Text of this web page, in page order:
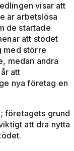
visar att
är arbetslösa
de startade
att stödet
med större
medan andra
att
nya företag en
företagets grund
att dra nytta